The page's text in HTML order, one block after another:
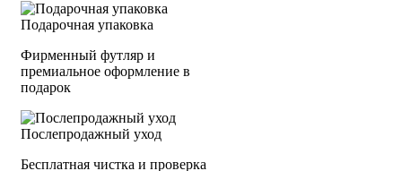
Подарочная упаковка
Фирменный футляр и
премиальное оформление в
подарок
Послепродажный уход
Бесплатная чистка и проверка